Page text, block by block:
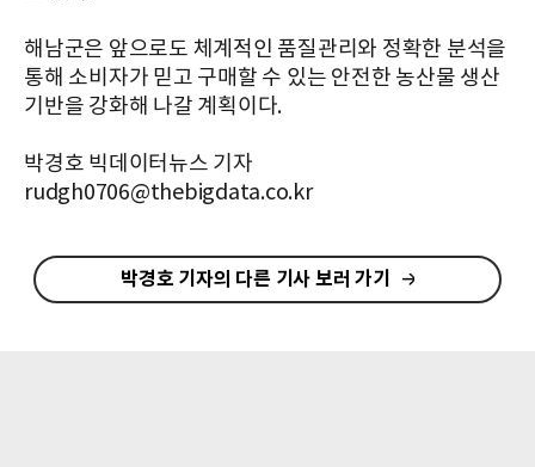
해남군은 앞으로도 체계적인 품질관리와 정확한 분석을
통해 소비자가 믿고 구매할 수 있는 안전한 농산물 생산
기반을 강화해 나갈 계획이다.
박경호 빅데이터뉴스 기자
rudgh0706@thebigdata.co.kr
박경호 기자의 다른 기사 보러 가기